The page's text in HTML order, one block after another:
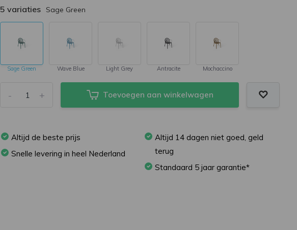
5 variaties Sage Green
Sage Green Wave Blue Light Grey Antracite Mochaccino
+
- Toevoegen aan winkelwagen
Altijd de beste prijs
Snelle levering in heel Nederland
Altijd 14 dagen niet goed, geld
terug
Standaard 5 jaar garantie*